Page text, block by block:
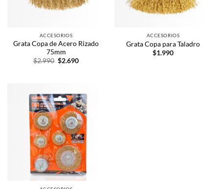
ACCESORIOS
Grata Copa de Acero Rizado
75mm
$2.990 $2.690
ACCESORIOS
Grata Copa para Taladro
$1.990